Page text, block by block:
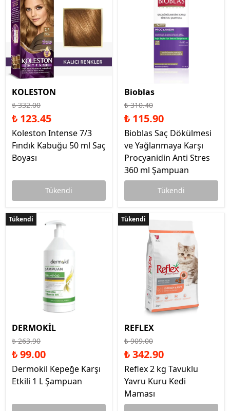
KOLESTON
₺ 332.00
₺ 123.45
Koleston Intense 7/3
Fındık Kabuğu 50 ml Saç
Boyası
Tükendi
Bioblas
₺ 310.40
₺ 115.90
Bioblas Saç Dökülmesi
ve Yağlanmaya Karşı
Procyanidin Anti Stres
360 ml Şampuan
Tükendi
Tükendi
Tükendi
DERMOKİL
₺ 263.90
₺ 99.00
Dermokil Kepeğe Karşı
Etkili 1 L Şampuan
Tükendi
Tükendi
REFLEX
₺ 909.00
₺ 342.90
Reflex 2 kg Tavuklu
Yavru Kuru Kedi
Maması